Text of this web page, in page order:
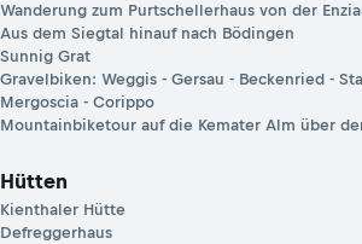
Wanderung zum Purtschellerhaus von der
Aus dem Siegtal hinauf nach Bödingen
Sunnig Grat
Gravelbiken: Weggis - Gersau - Beckenried -
Mergoscia - Corippo
Mountainbiketour auf die Kemater Alm über
Hütten
Kienthaler Hütte
Defreggerhaus